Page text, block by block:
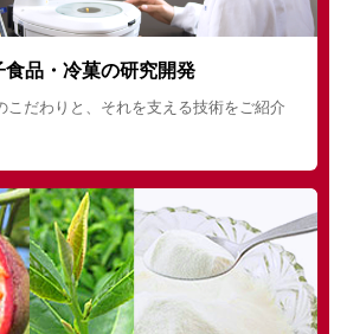
食品・冷菓の研究開発
こだわりと、それを支える技術をご紹介